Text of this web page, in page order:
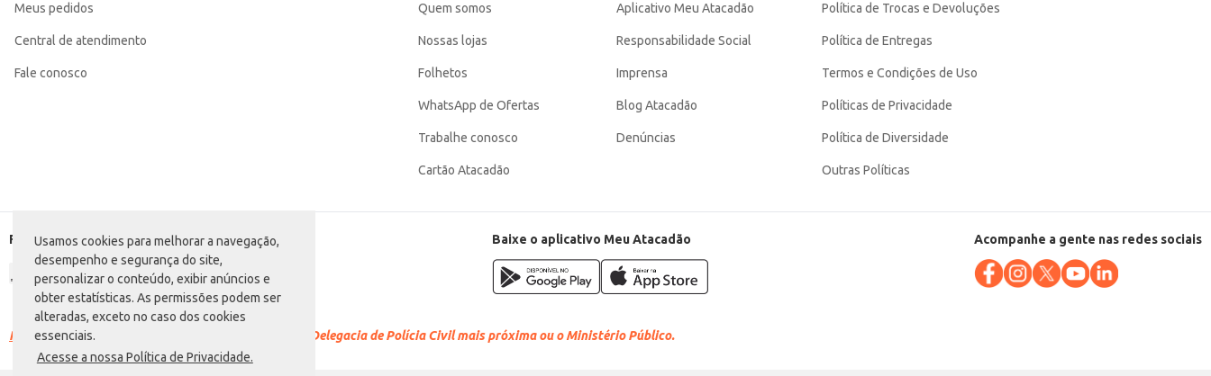
Usamos cookies para melhorar a navegação,
desempenho e segurança do site,
personalizar o conteúdo, exibir anúncios e
obter estatísticas. As permissões podem ser
alteradas, exceto no caso dos cookies
essenciais.
Acesse a nossa Política de Privacidade.
Meus pedidos
Central de atendimento
Fale conosco
Quem somos
Nossas lojas
Folhetos
WhatsApp de Ofertas
Trabalhe conosco
Cartão Atacadão
Aplicativo Meu Atacadão
Responsabilidade Social
Imprensa
Blog Atacadão
Denúncias
Política de Trocas e Devoluções
Política de Entregas
Termos e Condições de Uso
Políticas de Privacidade
Política de Diversidade
Outras Políticas
Formas de pagamento Baixe o aplicativo Meu Atacadão Acompanhe a gente nas redes sociais
Racismo é crime. Denuncie. Disque 100 ou procure a Delegacia de Polícia Civil mais próxima ou o Ministério Público.